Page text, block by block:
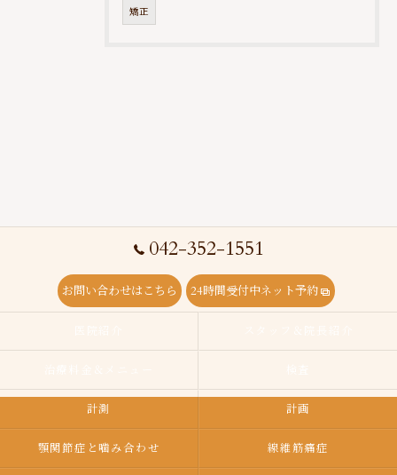
矯正
042-352-1551
お問い合わせはこちら 24時間受付中ネット予約
計測 計画
顎関節症と噛み合わせ 線維筋痛症